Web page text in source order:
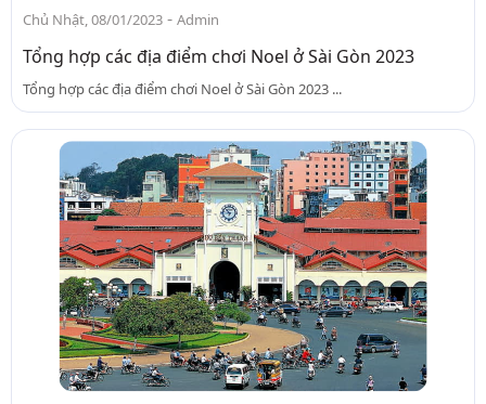
Chủ Nhật, 08/01/2023 - Admin
Tổng hợp các địa điểm chơi Noel ở Sài Gòn 2023
Tổng hợp các địa điểm chơi Noel ở Sài Gòn 2023 ...